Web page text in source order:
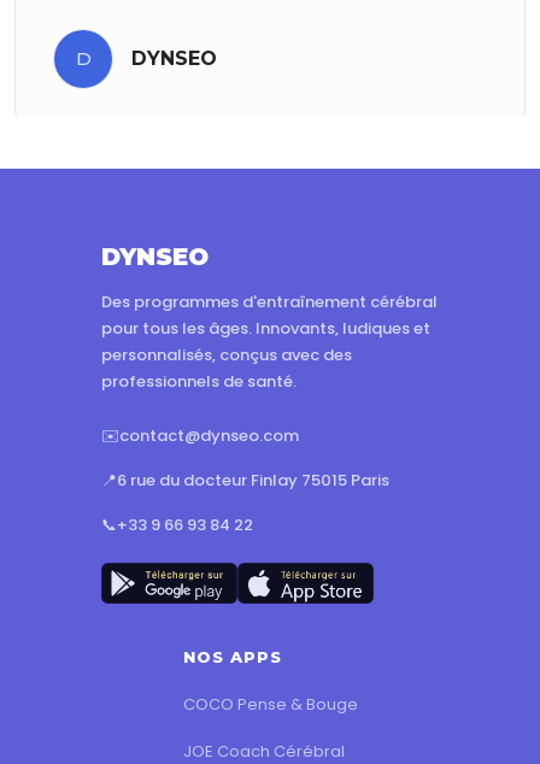
D DYNSEO
DYNSEO
Des programmes d'entraînement cérébral
pour tous les âges. Innovants, ludiques et
personnalisés, conçus avec des
professionnels de santé.
✉️contact@dynseo.com
📍6 rue du docteur Finlay 75015 Paris
📞+33 9 66 93 84 22
NOS APPS
COCO Pense & Bouge
JOE Coach Cérébral